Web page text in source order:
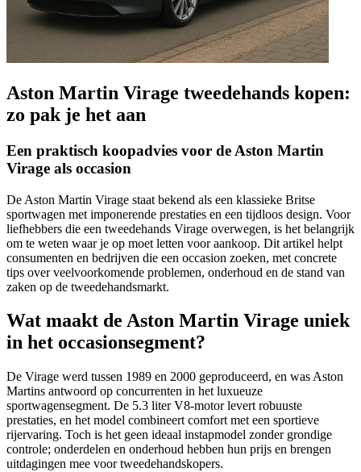
Aston Martin Virage tweedehands kopen:
zo pak je het aan
Een praktisch koopadvies voor de Aston Martin
Virage als occasion
De Aston Martin Virage staat bekend als een klassieke Britse
sportwagen met imponerende prestaties en een tijdloos design. Voor
liefhebbers die een tweedehands Virage overwegen, is het belangrijk
om te weten waar je op moet letten voor aankoop. Dit artikel helpt
consumenten en bedrijven die een occasion zoeken, met concrete
tips over veelvoorkomende problemen, onderhoud en de stand van
zaken op de tweedehandsmarkt.
Wat maakt de Aston Martin Virage uniek
in het occasionsegment?
De Virage werd tussen 1989 en 2000 geproduceerd, en was Aston
Martins antwoord op concurrenten in het luxueuze
sportwagensegment. De 5.3 liter V8-motor levert robuuste
prestaties, en het model combineert comfort met een sportieve
rijervaring. Toch is het geen ideaal instapmodel zonder grondige
controle; onderdelen en onderhoud hebben hun prijs en brengen
uitdagingen mee voor tweedehandskopers.